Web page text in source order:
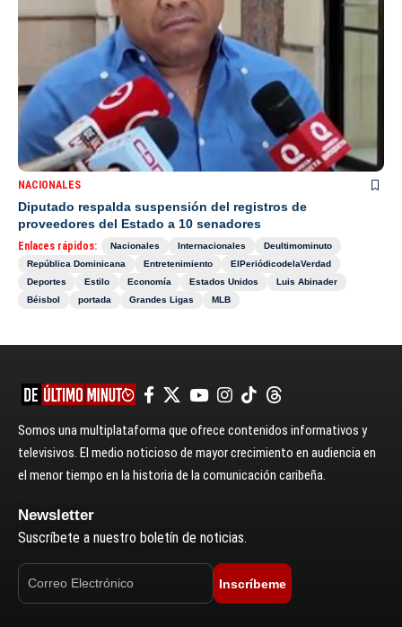
NACIONALES
Diputado respalda suspensión del registros de
proveedores del Estado a 10 senadores
Enlaces rápidos: Nacionales Internacionales
Deultimominuto
República Dominicana
Entretenimiento
ElPeriódicodelaVerdad
Deportes
Estilo Economía Estados Unidos
Luis Abinader
Béisbol
portada Grandes Ligas MLB
Somos una multiplataforma que ofrece contenidos informativos y
televisivos. El medio noticioso de mayor crecimiento en audiencia en
el menor tiempo en la historia de la comunicación caribeña.
Newsletter
Suscríbete a nuestro boletín de noticias.
Inscríbeme